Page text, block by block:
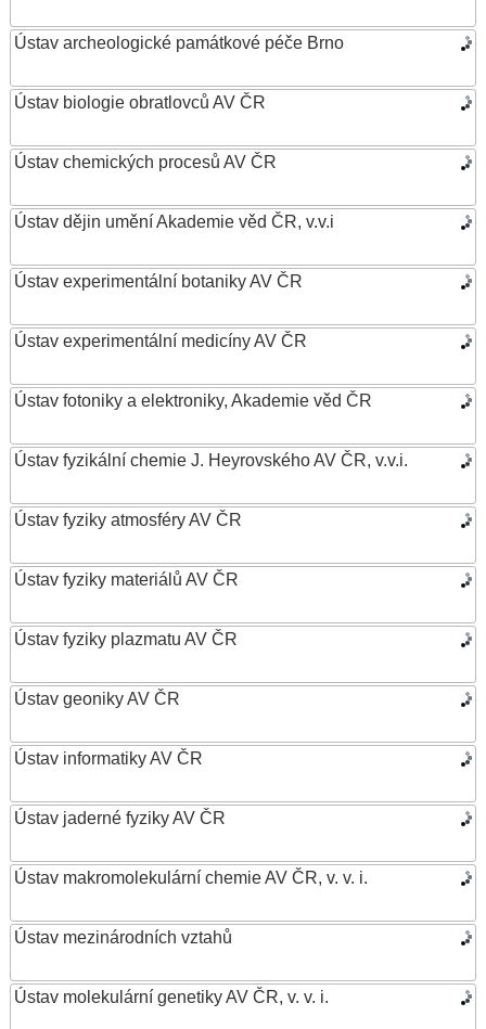
Ústav archeologické památkové péče Brno
Ústav biologie obratlovců AV ČR
Ústav chemických procesů AV ČR
Ústav dějin umění Akademie věd ČR, v.v.i
Ústav experimentální botaniky AV ČR
Ústav experimentální medicíny AV ČR
Ústav fotoniky a elektroniky, Akademie věd ČR
Ústav fyzikální chemie J. Heyrovského AV ČR, v.v.i.
Ústav fyziky atmosféry AV ČR
Ústav fyziky materiálů AV ČR
Ústav fyziky plazmatu AV ČR
Ústav geoniky AV ČR
Ústav informatiky AV ČR
Ústav jaderné fyziky AV ČR
Ústav makromolekulární chemie AV ČR, v. v. i.
Ústav mezinárodních vztahů
Ústav molekulární genetiky AV ČR, v. v. i.